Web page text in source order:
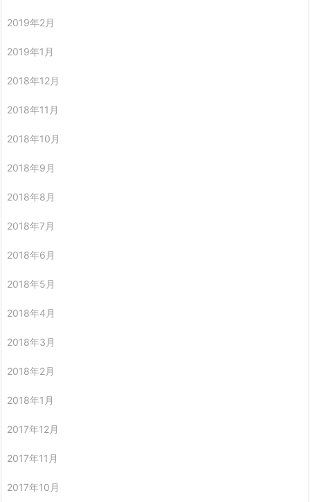
2019年2月
2019年1月
2018年12月
2018年11月
2018年10月
2018年9月
2018年8月
2018年7月
2018年6月
2018年5月
2018年4月
2018年3月
2018年2月
2018年1月
2017年12月
2017年11月
2017年10月